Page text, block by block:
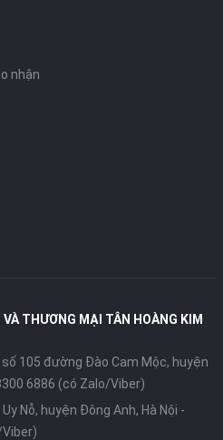
nhận
THƯƠNG MẠI TÂN HOÀNG KIM
105 đường Đào Cam Mộc, huyện
6886 (có Zalo/Viber)
Nỗ, huyện Đông Anh, Hà Nội -